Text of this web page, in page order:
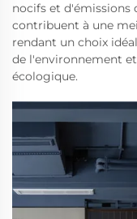
nocifs et d'émissions
contribuent à une
rendant un choix
de l'environnement
écologique.